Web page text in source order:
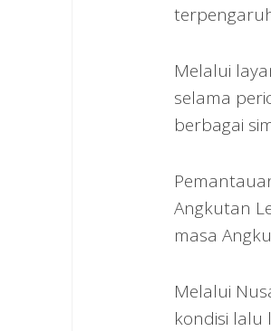
Melalui
selama
berbagai
Angkutan
masa
Melalui
kondisi lalu